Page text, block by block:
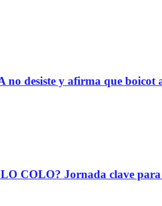
no desiste y afirma que
COLO? Jornada clave